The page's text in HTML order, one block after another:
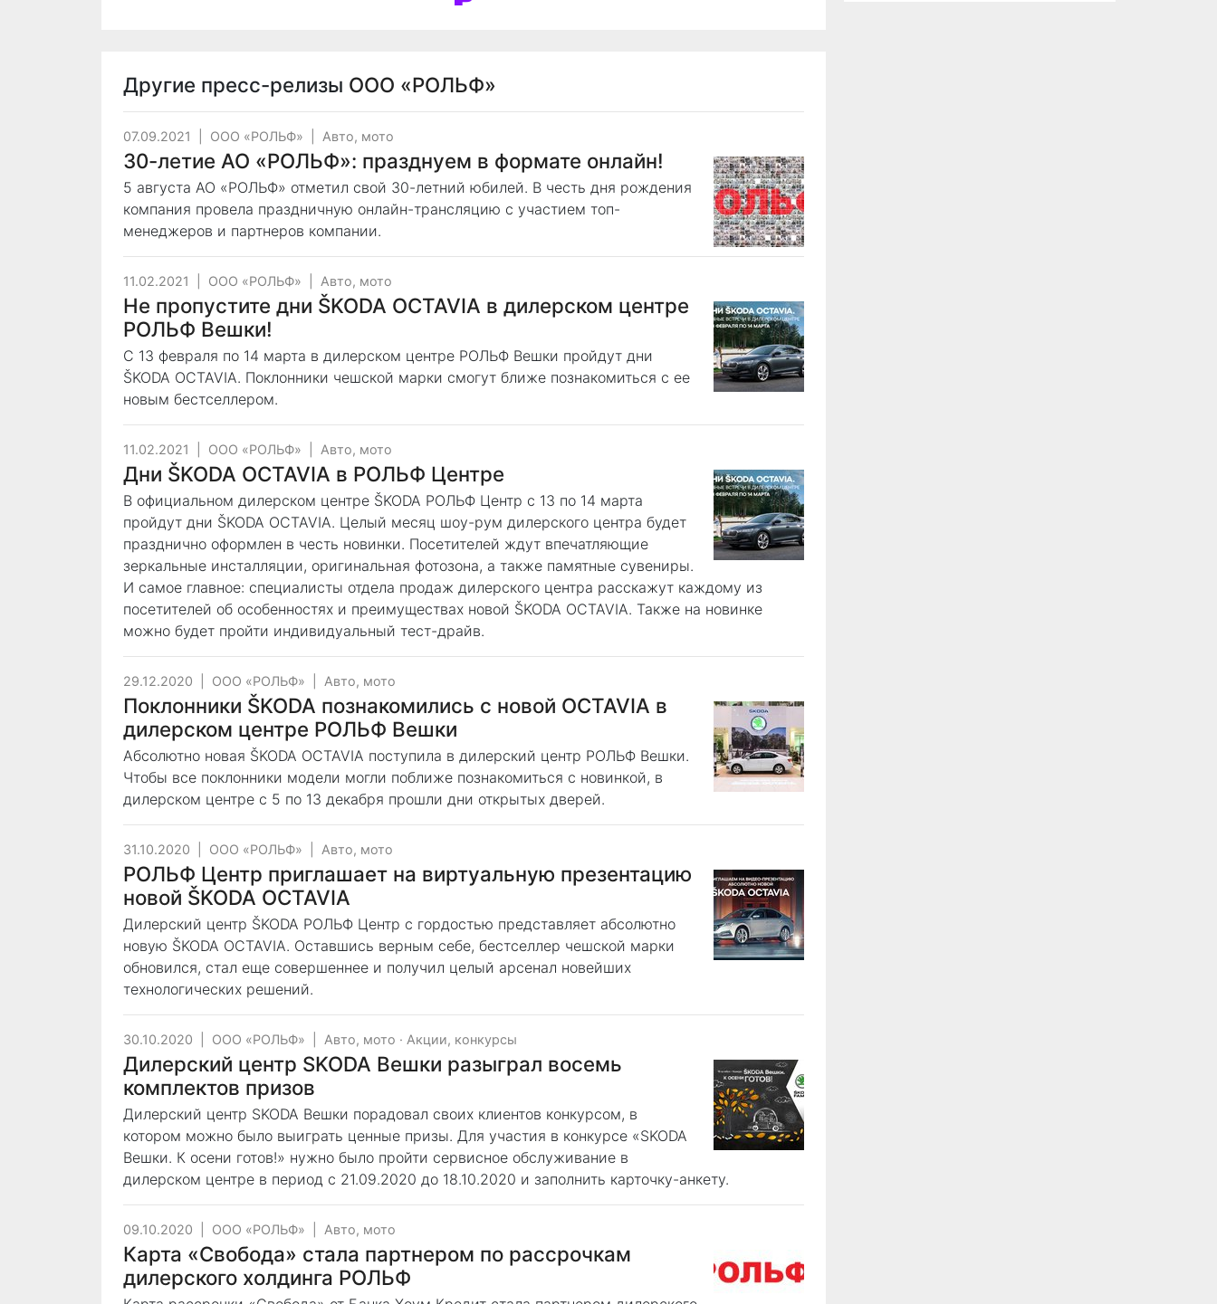
Другие пресс-релизы ООО «РОЛЬФ»
07.09.2021 ООО «РОЛЬФ» Авто, мото
30-летие АО «РОЛЬФ»: празднуем в формате онлайн!
5 августа АО «РОЛЬФ» отметил свой 30-летний юбилей. В честь дня рождения
компания провела праздничную онлайн-трансляцию с участием топ-
менеджеров и партнеров компании.
11.02.2021 ООО «РОЛЬФ» Авто, мото
Не пропустите дни ŠKODA OCTAVIA в дилерском центре
РОЛЬФ Вешки!
С 13 февраля по 14 марта в дилерском центре РОЛЬФ Вешки пройдут дни
ŠKODA OCTAVIA. Поклонники чешской марки смогут ближе познакомиться с ее
новым бестселлером.
11.02.2021 ООО «РОЛЬФ» Авто, мото
Дни ŠKODA OCTAVIA в РОЛЬФ Центре
В официальном дилерском центре ŠKODA РОЛЬФ Центр с 13 по 14 марта
пройдут дни ŠKODA OCTAVIA. Целый месяц шоу-рум дилерского центра будет
празднично оформлен в честь новинки. Посетителей ждут впечатляющие
зеркальные инсталляции, оригинальная фотозона, а также памятные сувениры.
И самое главное: специалисты отдела продаж дилерского центра расскажут каждому из
посетителей об особенностях и преимуществах новой ŠKODA OCTAVIA. Также на новинке
можно будет пройти индивидуальный тест-драйв.
29.12.2020 ООО «РОЛЬФ» Авто, мото
Поклонники ŠKODA познакомились с новой OCTAVIA в
дилерском центре РОЛЬФ Вешки
Абсолютно новая ŠKODA OCTAVIA поступила в дилерский центр РОЛЬФ Вешки.
Чтобы все поклонники модели могли поближе познакомиться с новинкой, в
дилерском центре с 5 по 13 декабря прошли дни открытых дверей.
31.10.2020 ООО «РОЛЬФ» Авто, мото
РОЛЬФ Центр приглашает на виртуальную презентацию
новой ŠKODA OCTAVIA
Дилерский центр ŠKODA РОЛЬФ Центр с гордостью представляет абсолютно
новую ŠKODA OCTAVIA. Оставшись верным себе, бестселлер чешской марки
обновился, стал еще совершеннее и получил целый арсенал новейших
технологических решений.
30.10.2020 ООО «РОЛЬФ» Авто, мото · Акции, конкурсы
Дилерский центр SKODA Вешки разыграл восемь
комплектов призов
Дилерский центр SKODA Вешки порадовал своих клиентов конкурсом, в
котором можно было выиграть ценные призы. Для участия в конкурсе «SKODA
Вешки. К осени готов!» нужно было пройти сервисное обслуживание в
дилерском центре в период с 21.09.2020 до 18.10.2020 и заполнить карточку-анкету.
09.10.2020 ООО «РОЛЬФ» Авто, мото
Карта «Свобода» стала партнером по рассрочкам
дилерского холдинга РОЛЬФ